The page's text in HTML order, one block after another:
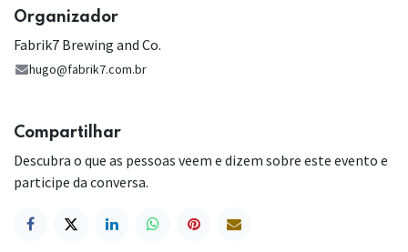
Organizador
Fabrik7 Brewing and Co.
hugo@fabrik7.com.br
Compartilhar
Descubra o que as pessoas veem e dizem sobre este evento e
participe da conversa.